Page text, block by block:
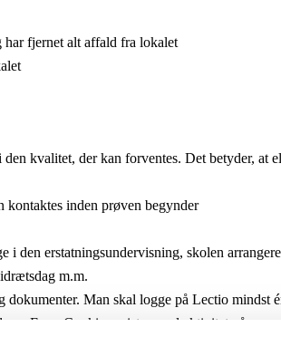
har fjernet alt affald fra lokalet
kvalitet, der kan forventes. Det betyder, at
kontaktes inden prøven begynder
i den erstatningsundervisning, skolen
m.m.
Man skal logge på Lectio mindst
ExamCookie registrerer al aktivitet på
skrivedag. Formålet med ExamCookie er